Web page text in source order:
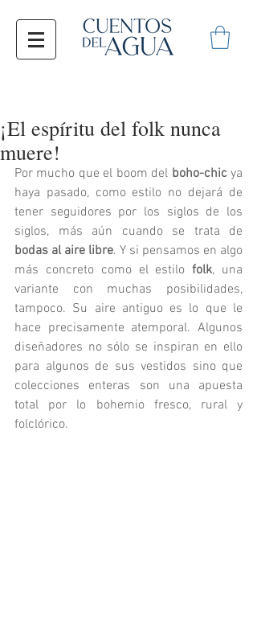
¡El espíritu del folk nunca
muere!
Por mucho que el boom del boho-chic ya
haya pasado, como estilo no dejará de
tener seguidores por los siglos de los
bodas al aire libre. Y si pensamos en algo
más concreto como el estilo folk, una
variante con muchas posibilidades,
tampoco. Su aire antiguo es lo que le
hace precisamente atemporal. Algunos
diseñadores no sólo se inspiran en ello
para algunos de sus vestidos sino que
colecciones enteras son una apuesta
total por lo bohemio fresco, rural y
folclórico.